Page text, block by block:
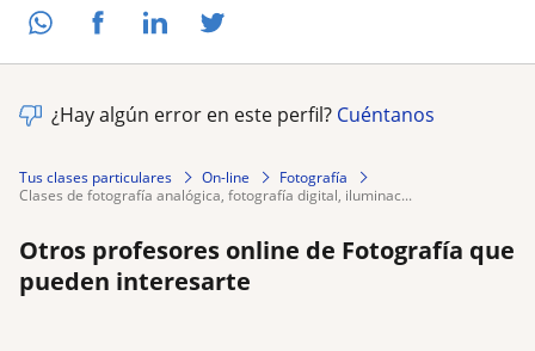
¿Hay algún error en este perfil? Cuéntanos
Tus clases particulares On-line
Fotografía
clases de fotografía analógica, fotografía digital, iluminac...
Otros profesores online de Fotografía que
pueden interesarte